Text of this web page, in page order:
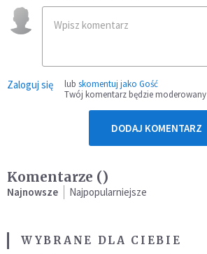
Zaloguj się lub skomentuj jako Gość
Twój komentarz będzie moderowany
DODAJ KOMENTARZ
Komentarze ()
Najnowsze Najpopularniejsze
WYBRANE DLA CIEBIE